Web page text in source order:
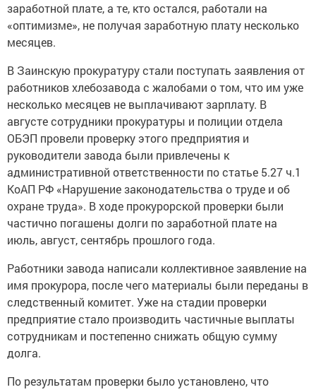
заработной плате, а те, кто остался, работали на
«оптимизме», не получая заработную плату несколько
месяцев.
В Заинскую прокуратуру стали поступать заявления от
работников хлебозавода с жалобами о том, что им уже
несколько месяцев не выплачивают зарплату. В
августе сотрудники прокуратуры и полиции отдела
ОБЭП провели проверку этого предприятия и
руководители завода были привлечены к
административной ответственности по статье 5.27 ч.1
КоАП РФ «Нарушение законодательства о труде и об
охране труда». В ходе прокурорской проверки были
частично погашены долги по заработной плате на
июль, август, сентябрь прошлого года.
Работники завода написали коллективное заявление на
имя прокурора, после чего материалы были переданы в
следственный комитет. Уже на стадии проверки
предприятие стало производить частичные выплаты
сотрудникам и постепенно снижать общую сумму
долга.
По результатам проверки было установлено, что